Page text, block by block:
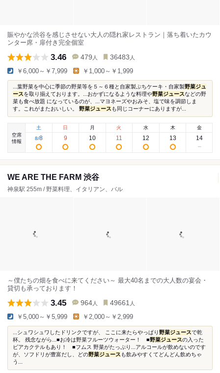
賑やかな渋谷を感じさせない大人の隠れ家レストラン｜落ち着いたカウ
ンター席・扉付き完全個室
3.46 479 人 36483 人
￥6,000～￥7,999 ￥1,000～￥1,999
...葉野菜を中心に季節の野菜等を５～６種と自家製ぷちケーキ・自家製野菜ジュ
ースを取り揃えております。...おかずになるような料理や野菜ジュースなどの野
菜も食べ放題 になっているのが、...マヨネーズやおみそ、塩で味を調節しま
す。これがまたおいしい。 野菜ジュース も同じコーナーにありますが...
空席
情報
土
8/8
日
9
月
10
火
11
水
12
木
13
金
14
WE ARE THE FARM 渋谷
神泉駅 255m / 野菜料理、イタリアン、バル
～僕たちの畑を食べに来てください～ 最大40名までの大人数の宴会・
貸切も承っております！
3.45 964 人 49661 人
￥5,000～￥5,999 ￥2,000～￥2,999
...シュワシュワしたドリンクですが、 ここに来たらやっぱり野菜ジュースで乾
杯。 残念ながら...■お冷は野菜フルーツウォーター！ ■野菜ジュースの入った
ビアカクテルもあり！ ■フムス 野菜がたっぷり...アルコールが飲めないのです
が、ソフドリが豊富だし、どの野菜ジュース も飲みやすくてどんどん飲めちゃ
う...